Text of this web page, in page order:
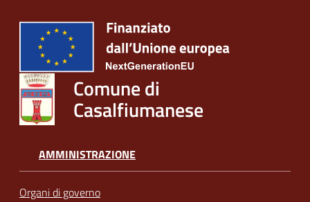
Comune di
Casalfiumanese
AMMINISTRAZIONE
Organi di governo